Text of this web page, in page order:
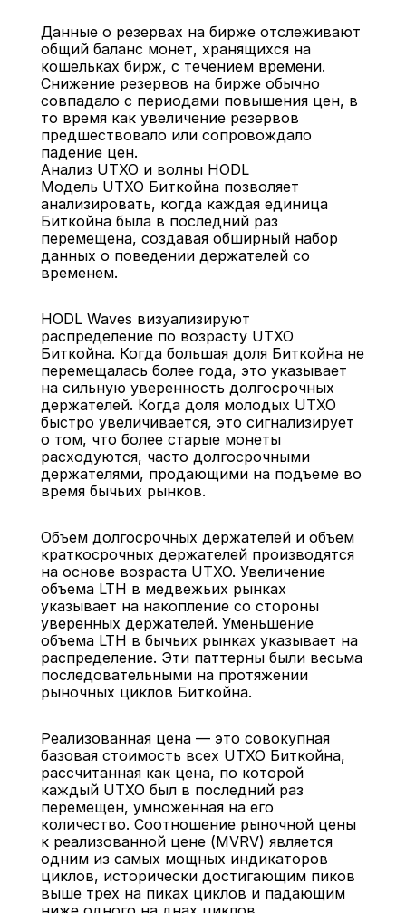
Данные о резервах на бирже отслеживают
общий баланс монет, хранящихся на
кошельках бирж, с течением времени.
Снижение резервов на бирже обычно
совпадало с периодами повышения цен, в
то время как увеличение резервов
предшествовало или сопровождало
падение цен.
Анализ UTXO и волны HODL
Модель UTXO Биткойна позволяет
анализировать, когда каждая единица
Биткойна была в последний раз
перемещена, создавая обширный набор
данных о поведении держателей со
временем.
HODL Waves визуализируют
распределение по возрасту UTXO
Биткойна. Когда большая доля Биткойна не
перемещалась более года, это указывает
на сильную уверенность долгосрочных
держателей. Когда доля молодых UTXO
быстро увеличивается, это сигнализирует
о том, что более старые монеты
расходуются, часто долгосрочными
держателями, продающими на подъеме во
время бычьих рынков.
Объем долгосрочных держателей и объем
краткосрочных держателей производятся
на основе возраста UTXO. Увеличение
объема LTH в медвежьих рынках
указывает на накопление со стороны
уверенных держателей. Уменьшение
объема LTH в бычьих рынках указывает на
распределение. Эти паттерны были весьма
последовательными на протяжении
рыночных циклов Биткойна.
Реализованная цена — это совокупная
базовая стоимость всех UTXO Биткойна,
рассчитанная как цена, по которой
каждый UTXO был в последний раз
перемещен, умноженная на его
количество. Соотношение рыночной цены
к реализованной цене (MVRV) является
одним из самых мощных индикаторов
циклов, исторически достигающим пиков
выше трех на пиках циклов и падающим